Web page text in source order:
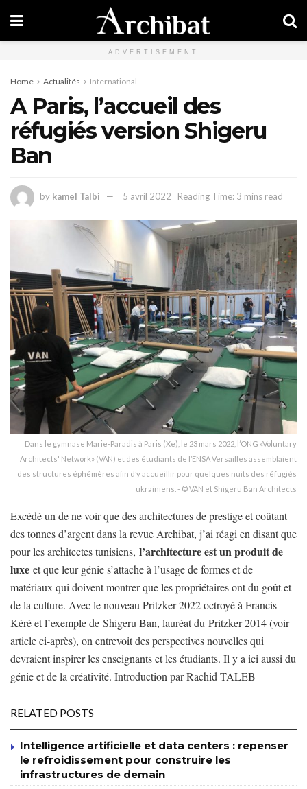
ADVERTISEMENT
Home Actualités International
A Paris, l’accueil des
réfugiés version Shigeru
Ban
by kamel Talbi 5 avril 2022 Reading Time: 3 mins read
Dans le gymnase Marie-Paradis à Paris (Xe), le 23 mars 2022, l’ONG «Voluntary
Architects' Network» (VAN) et des étudiants de l’ENSA Versailles assemblaient
des structures éphémères afin d’y accueillir pour quelques nuits des réfugiés
ukrainiens. - © VAN et Shigeru Ban Architects
Excédé un de ne voir que des architectures de prestige et coûtant
des tonnes d’argent dans la revue Archibat, j’ai réagi en disant que
pour les architectes tunisiens, l’architecture est un produit de
luxe et que leur génie s’attache à l’usage de formes et de
matériaux qui doivent montrer que les propriétaires ont du goût et
de la culture. Avec le nouveau Pritzker 2022 octroyé à Francis
Kéré et l’exemple de Shigeru Ban, lauréat du Pritzker 2014 (voir
article ci-après), on entrevoit des perspectives nouvelles qui
devraient inspirer les enseignants et les étudiants. Il y a ici aussi du
génie et de la créativité. Introduction par Rachid TALEB
RELATED POSTS
Intelligence artificielle et data centers : repenser
le refroidissement pour construire les
infrastructures de demain